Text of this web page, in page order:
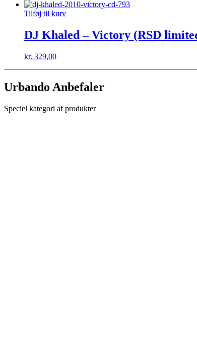
Tilføj til kurv
DJ Khaled – Victory (RSD
kr. 329,00
Urbando Anbefaler
Speciel kategori af produkter